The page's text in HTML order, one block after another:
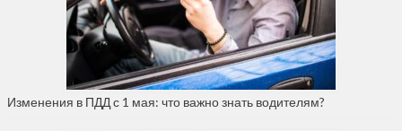
Изменения в ПДД с 1 мая: что важно знать водителям?